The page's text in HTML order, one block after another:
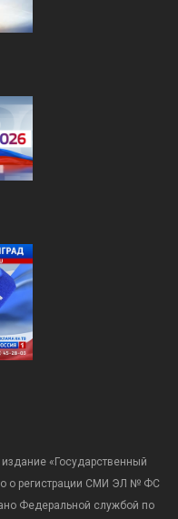
«Государственный
о регистрации СМИ ЭЛ № ФС
Федеральной службой по